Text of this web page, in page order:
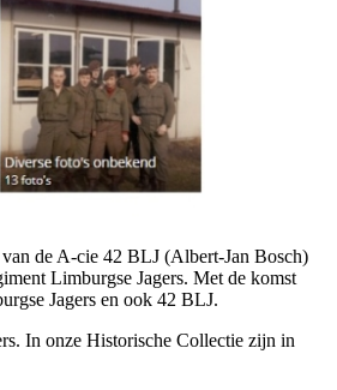
de A-cie 42 BLJ (Albert-Jan Bosch)
Limburgse Jagers. Met de komst
Jagers en ook 42 BLJ.
In onze Historische Collectie zijn in